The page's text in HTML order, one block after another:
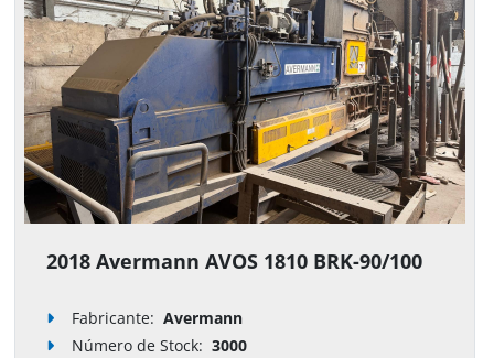
2018 Avermann AVOS 1810 BRK-90/100
Fabricante: Avermann
Número de Stock: 3000